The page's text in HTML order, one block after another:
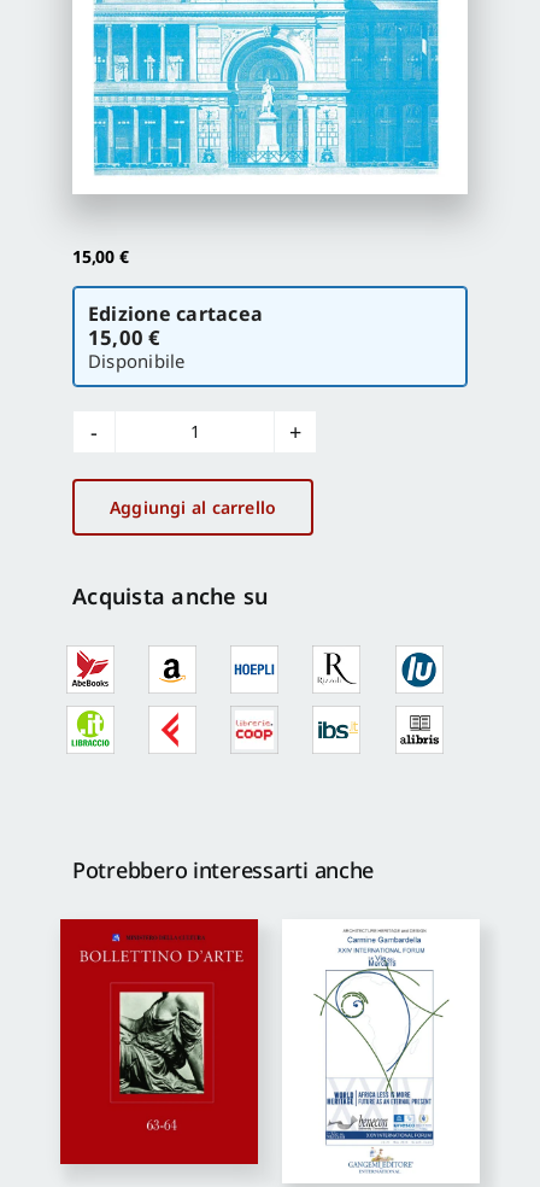
Proposte di pubblicazione
Gangemi Editore
15,00 €
Scegli
versione
Edizione cartacea
15,00 €
Disponibile
Disegnare
idee
immagini
n°
/
quantità
Aggiungi al carrello
Acquista anche su
Potrebbero interessarti anche